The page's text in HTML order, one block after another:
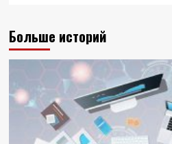
Больше историй